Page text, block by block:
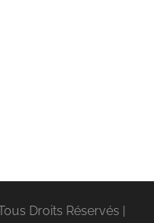
Droits Réservés |